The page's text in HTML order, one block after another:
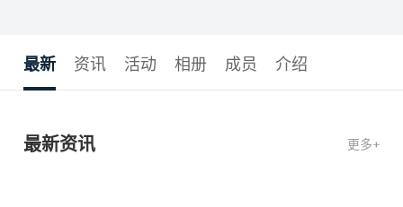
最新 资讯 活动 相册 成员 介绍
最新资讯 更多+